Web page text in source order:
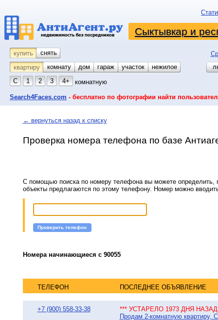
Сыктывкар и
купить снять
квартиру
комнату койко-место
дом гараж участок
нежилое
С
1 2 3 4+ комнатную
Search4Faces.com - бесплатно по фотографии найти
← вернуться назад к списку
Проверка номера телефона по базе
С помощью поиска по номеру телефона вы можете определить,
объекты предлагаются по этому телефону. Номер можно
Проверить телефон
Номера начинающиеся с 90055
ТЕЛЕФОН ПОСЛЕДНЕЕ ОБЪЯВЛЕНИЕ
+7 (900) 558-33-38
*** УСТАРЕЛО 1973 ДНЯ НАЗАД
Продам 2-комнатную квартиру,